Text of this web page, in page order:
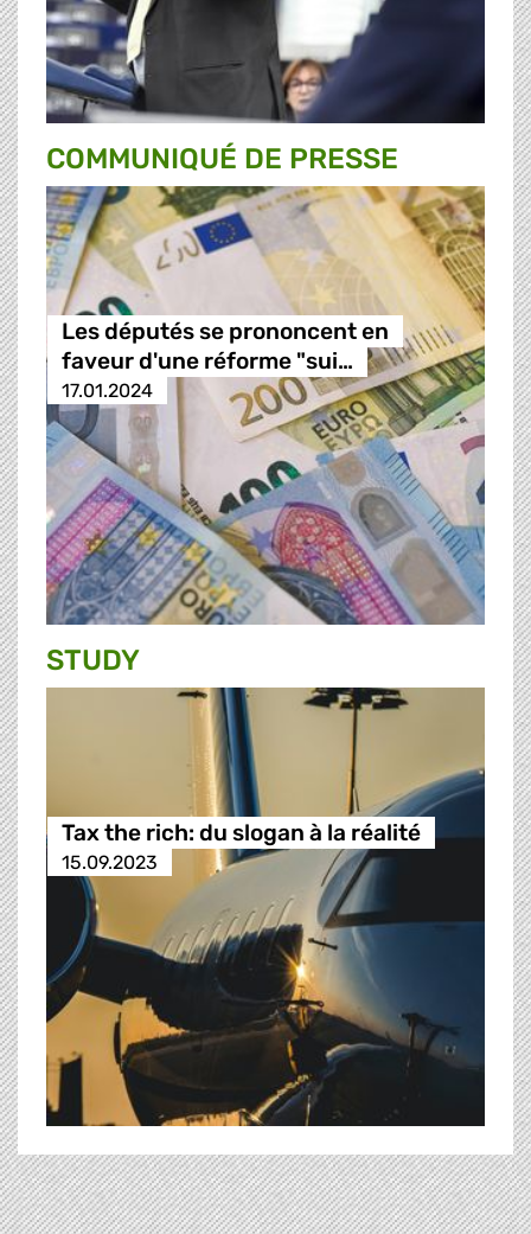
COMMUNIQUÉ DE PRESSE
Les députés se prononcent en
faveur d'une réforme "sui…
17.01.2024
STUDY
Tax the rich: du slogan à la réalité
15.09.2023